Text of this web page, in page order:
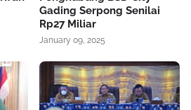
Gading Serpong Senilai
Rp27 Miliar
January 09, 2025